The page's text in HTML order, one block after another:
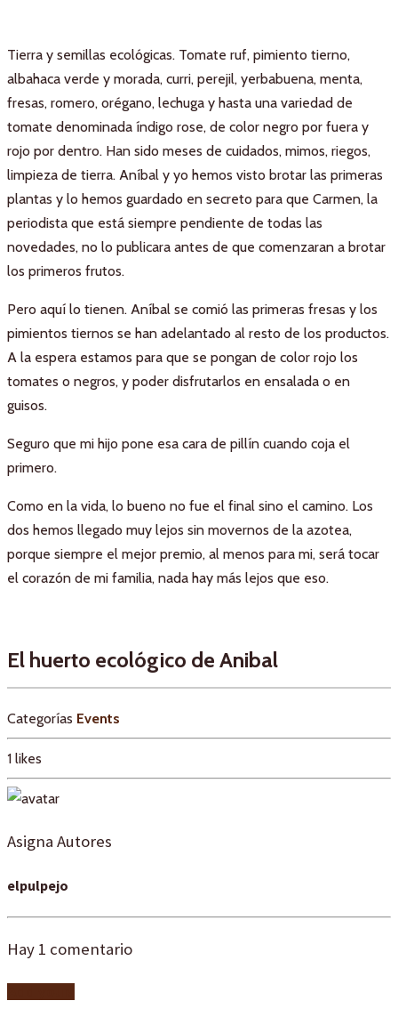
Tierra y semillas ecológicas. Tomate ruf, pimiento tierno,
albahaca verde y morada, curri, perejil, yerbabuena, menta,
fresas, romero, orégano, lechuga y hasta una variedad de
tomate denominada índigo rose, de color negro por fuera y
rojo por dentro. Han sido meses de cuidados, mimos, riegos,
limpieza de tierra. Aníbal y yo hemos visto brotar las primeras
plantas y lo hemos guardado en secreto para que Carmen, la
periodista que está siempre pendiente de todas las
novedades, no lo publicara antes de que comenzaran a brotar
los primeros frutos.
Pero aquí lo tienen. Aníbal se comió las primeras fresas y los
pimientos tiernos se han adelantado al resto de los productos.
A la espera estamos para que se pongan de color rojo los
tomates o negros, y poder disfrutarlos en ensalada o en
guisos.
Seguro que mi hijo pone esa cara de pillín cuando coja el
primero.
Como en la vida, lo bueno no fue el final sino el camino. Los
dos hemos llegado muy lejos sin movernos de la azotea,
porque siempre el mejor premio, al menos para mi, será tocar
el corazón de mi familia, nada hay más lejos que eso.
El huerto ecológico de Anibal
Categorías Events
1 likes
Asigna Autores
elpulpejo
Hay 1 comentario